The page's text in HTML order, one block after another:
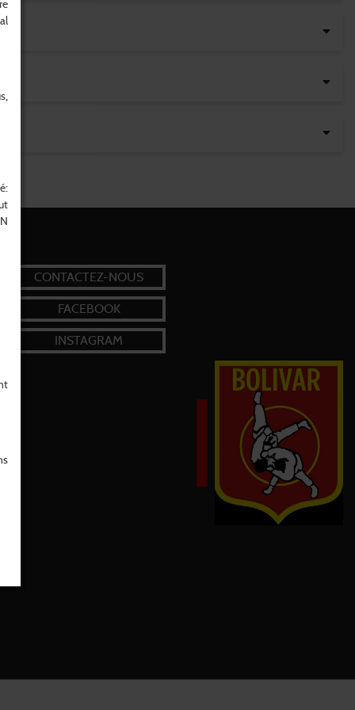
CONTACTEZ-NOUS
FACEBOOK
INSTAGRAM